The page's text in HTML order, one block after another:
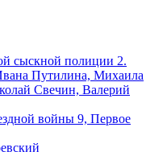
сыскной полиции 2.
Путилина, Михаила
Свечин, Валерий
войны 9, Первое